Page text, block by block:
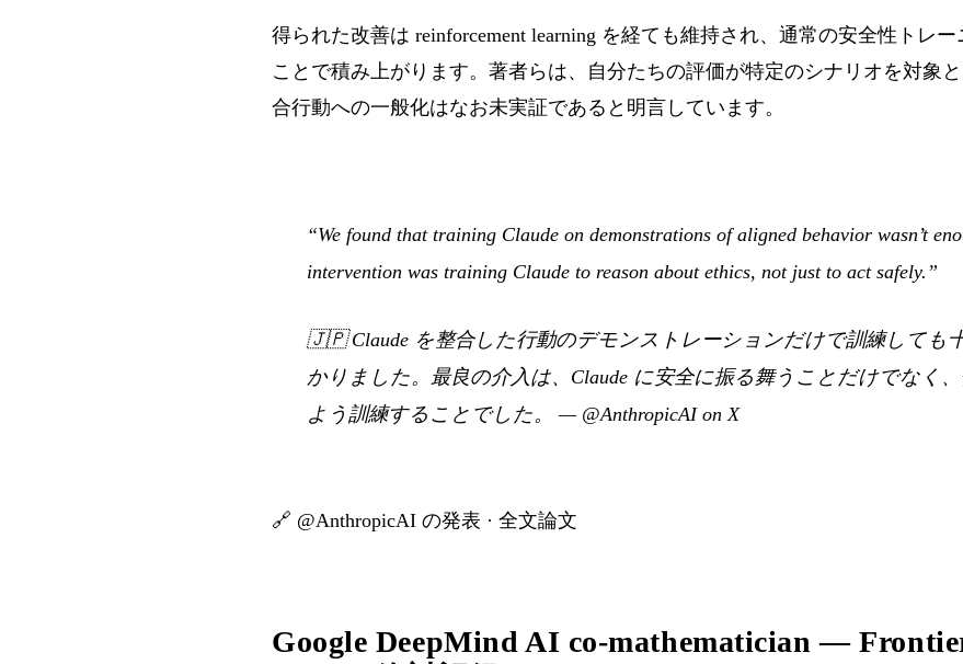
得られた改善は reinforcement learning を経ても維持され、通常の安全性トレ
ことで積み上がります。著者らは、自分たちの評価が特定のシナリオを対象
合行動への一般化はなお未実証であると明言しています。
“We found that training Claude on demonstrations of aligned behavior wasn’t
intervention was training Claude to reason about ethics, not just to act safely.”
🇯🇵Claude を整合した行動のデモンストレーションだけで訓練しても
かりました。最良の介入は、Claude に安全に振る舞うことだけでなく
よう訓練することでした。
— @AnthropicAI on X
🔗 @AnthropicAI の発表 · 全文論文
Google DeepMind AI co-mathematician —